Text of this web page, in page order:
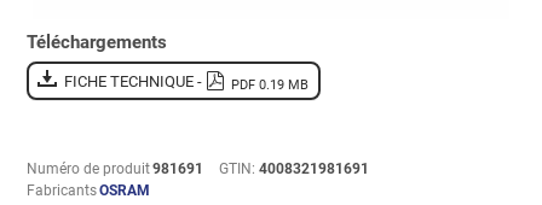
Téléchargements
FICHE TECHNIQUE - PDF 0.19 MB
Numéro de produit981691 GTIN: 4008321981691
FabricantsOSRAM